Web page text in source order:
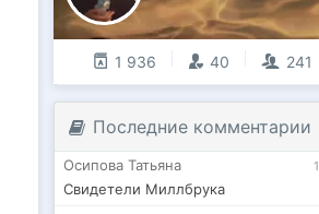
1 936 40 241
Последние комментарии
Осипова Татьяна
Свидетели Миллбрука